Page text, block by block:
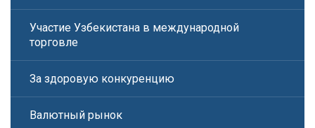
Участие Узбекистана в международной
торговле
За здоровую конкуренцию
Валютный рынок